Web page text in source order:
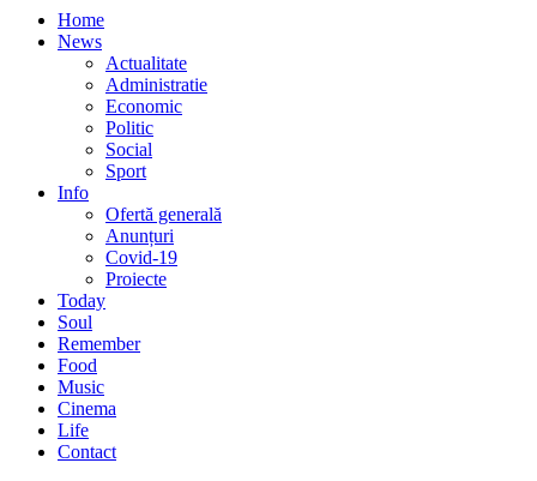
Home
News
Actualitate
Administratie
Economic
Politic
Social
Sport
Info
Ofertă generală
Anunțuri
Covid-19
Proiecte
Today
Soul
Remember
Food
Music
Cinema
Life
Contact